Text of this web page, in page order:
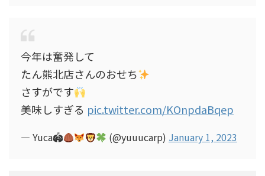
今年は奮発して
たん熊北店さんのおせち
さすがです
美味しすぎる pic.twitter.com/KOnpdaBqep
— Yuca🏟 (@yuuucarp) January 1, 2023